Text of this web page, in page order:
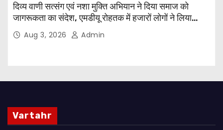
दिव्य वाणी सत्संग एवं नशा मुक्ति अभियान ने दिया समाज को
जागरूकता का संदेश, एमडीयू रोहतक में हजारों लोगों ने लिया
संकल्पAug 3, 2026 Admin
Vartahr